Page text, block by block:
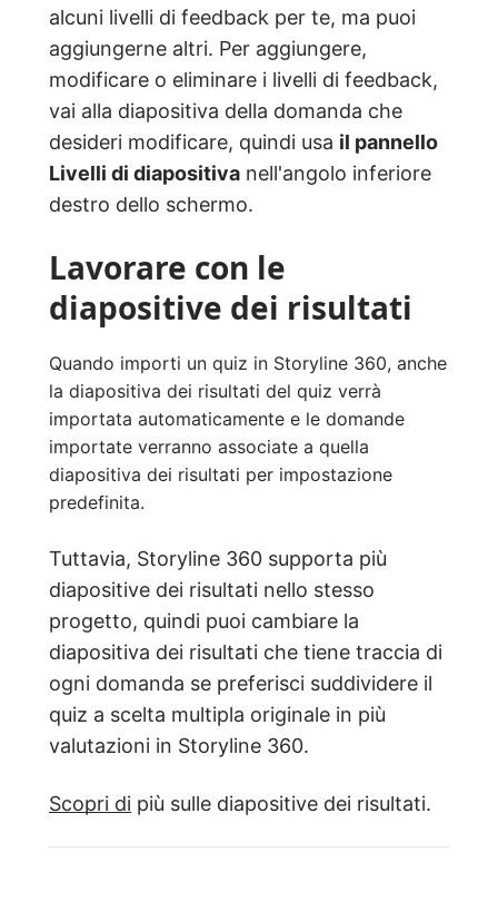
alcuni livelli di feedback per te, ma puoi
aggiungerne altri. Per aggiungere,
modificare o eliminare i livelli di feedback,
vai alla diapositiva della domanda che
desideri modificare, quindi usa il pannello
Livelli di diapositiva nell'angolo inferiore
destro dello schermo.
Lavorare con le
diapositive dei risultati
Quando importi un quiz in Storyline 360, anche
la diapositiva dei risultati del quiz verrà
importata automaticamente e le domande
importate verranno associate a quella
diapositiva dei risultati per impostazione
predefinita.
Tuttavia, Storyline 360 supporta più
diapositive dei risultati nello stesso
progetto, quindi puoi cambiare la
diapositiva dei risultati che tiene traccia di
ogni domanda se preferisci suddividere il
quiz a scelta multipla originale in più
valutazioni in Storyline 360.
Scopri di più sulle diapositive dei risultati.